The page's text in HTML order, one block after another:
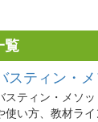
覧
スティン・
スティン・メソ
使い方、教材ラ